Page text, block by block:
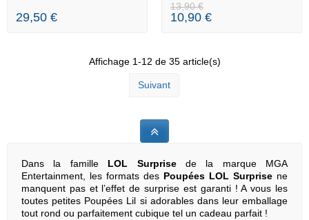
29,50 €
13,90 €
10,90 €
Affichage 1-12 de 35 article(s)
Suivant
Dans la famille LOL Surprisede la marque MGA
Entertainment, les formats des Poupées LOL Surprise ne
manquent pas et l’effet de surprise est garanti ! A vous les
toutes petites Poupées Lil si adorables dans leur emballage
tout rond ou parfaitement cubique tel un cadeau parfait !